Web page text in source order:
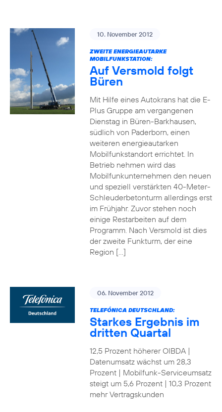
10. November 2012
ZWEITE ENERGIEAUTARKE
MOBILFUNKSTATION:
Auf Versmold folgt
Büren
Mit Hilfe eines Autokrans hat die E-
Plus Gruppe am vergangenen
Dienstag in Büren-Barkhausen,
südlich von Paderborn, einen
weiteren energieautarken
Mobilfunkstandort errichtet. In
Betrieb nehmen wird das
Mobilfunkunternehmen den neuen
und speziell verstärkten 40-Meter-
Schleuderbetonturm allerdings erst
im Frühjahr. Zuvor stehen noch
einige Restarbeiten auf dem
Programm. Nach Versmold ist dies
der zweite Funkturm, der eine
Region […]
06. November 2012
TELEFÓNICA DEUTSCHLAND:
Starkes Ergebnis im
dritten Quartal
12,5 Prozent höherer OIBDA |
Datenumsatz wächst um 28,3
Prozent | Mobilfunk-Serviceumsatz
steigt um 5,6 Prozent | 10,3 Prozent
mehr Vertragskunden